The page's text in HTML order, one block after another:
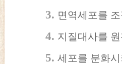
면역세포를
지질대사를
세포를 분화